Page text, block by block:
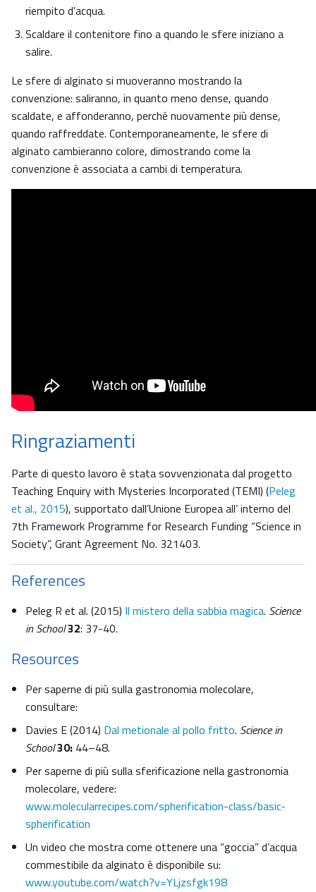
riempito d’acqua.
Scaldare il contenitore fino a quando le sfere iniziano a
salire.
Le sfere di alginato si muoveranno mostrando la
convenzione: saliranno, in quanto meno dense, quando
scaldate, e affonderanno, perché nuovamente più dense,
quando raffreddate. Contemporaneamente, le sfere di
alginato cambieranno colore, dimostrando come la
convenzione è associata a cambi di temperatura.
Ringraziamenti
Parte di questo lavoro è stata sovvenzionata dal progetto
Teaching Enquiry with Mysteries Incorporated (TEMI) (Peleg
et al., 2015), supportato dall’Unione Europea all’ interno del
7th Framework Programme for Research Funding “Science in
Society”, Grant Agreement No. 321403.
References
Peleg R et al. (2015) Il mistero della sabbia magica. Science
in School32: 37-40.
Resources
Per saperne di più sulla gastronomia molecolare,
consultare:
Davies E (2014) Dal metionale al pollo fritto. Science in
School30: 44–48.
Per saperne di più sulla sferificazione nella gastronomia
molecolare, vedere:
www.molecularrecipes.com/spherification-class/basic-
spherification
Un video che mostra come ottenere una “goccia” d’acqua
commestibile da alginato è disponibile su:
www.youtube.com/watch?v=YLjzsfgk198